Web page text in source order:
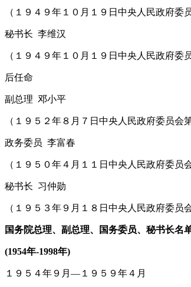
（１９４９年１０月１９日中央人民政府委
秘书长 李维汉
（１９４９年１０月１９日中央人民政府委
后任命
副总理 邓小平
（１９５２年８月７日中央人民政府委员会
政务委员 李富春
（１９５０年４月１１日中央人民政府委员
秘书长 习仲勋
（１９５３年９月１８日中央人民政府委员
国务院总理、副总理、国务委员、秘书长名
(1954年-1998年)
１９５４年９月―１９５９年４月